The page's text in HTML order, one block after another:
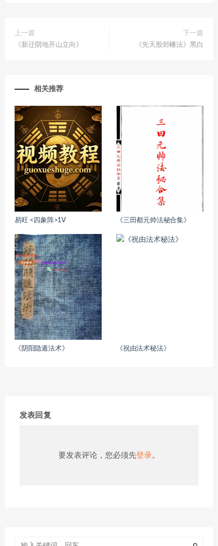
上一篇
《新迁阴地开山立向》
下一篇
《先天殷郊幡法》黑白
相关推荐
易旺 <四象阵>1V 《三田都元帅法秘合集》
《阴阳隐遁法术》 《祝由法术秘法》
发表回复
要发表评论，您必须先登录。